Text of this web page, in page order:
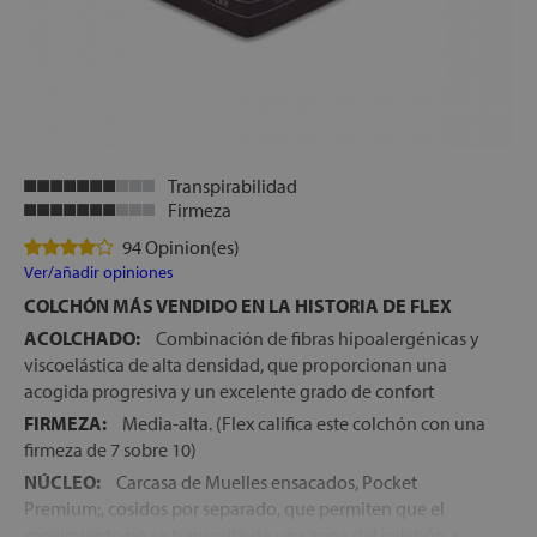
Transpirabilidad
Firmeza
94 Opinion(es)
Ver/añadir opiniones
COLCHÓN MÁS VENDIDO EN LA HISTORIA DE FLEX
ACOLCHADO:
Combinación de fibras hipoalergénicas y
viscoelástica de alta densidad, que proporcionan una
acogida progresiva y un excelente grado de confort
FIRMEZA:
Media-alta. (Flex califica este colchón con una
firmeza de 7 sobre 10)
NÚCLEO:
Carcasa de Muelles ensacados, Pocket
Premium;, cosidos por separado, que permiten que el